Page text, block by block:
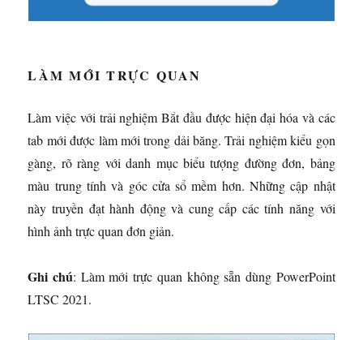
LÀM MỚI TRỰC QUAN
Làm việc với trải nghiệm Bắt đầu được hiện đại hóa và các
tab mới được làm mới trong dải băng. Trải nghiệm kiểu gọn
gàng, rõ ràng với danh mục biểu tượng đường đơn, bảng
màu trung tính và góc cửa sổ mềm hơn. Những cập nhật
này truyền đạt hành động và cung cấp các tính năng với
hình ảnh trực quan đơn giản.
Ghi chú: Làm mới trực quan không sẵn dùng PowerPoint
LTSC 2021.